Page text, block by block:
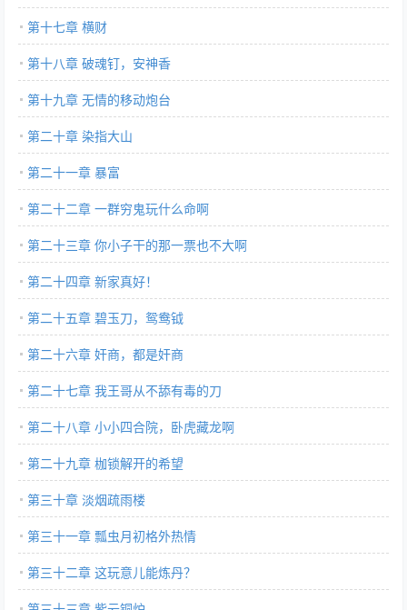
第十七章 横财
第十八章 破魂钉，安神香
第十九章 无情的移动炮台
第二十章 染指大山
第二十一章 暴富
第二十二章 一群穷鬼玩什么命啊
第二十三章 你小子干的那一票也不大啊
第二十四章 新家真好！
第二十五章 碧玉刀，鸳鸯钺
第二十六章 奸商，都是奸商
第二十七章 我王哥从不舔有毒的刀
第二十八章 小小四合院，卧虎藏龙啊
第二十九章 枷锁解开的希望
第三十章 淡烟疏雨楼
第三十一章 瓢虫月初格外热情
第三十二章 这玩意儿能炼丹？